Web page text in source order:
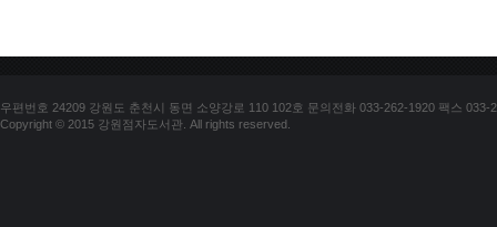
우편번호 24209 강원도 춘천시 동면 소양강로 110 102호 문의전화 033-262-1920 팩스 033-
Copyright © 2015 강원점자도서관. All rights reserved.